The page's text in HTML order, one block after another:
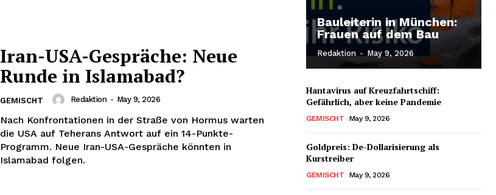
Iran-USA-Gespräche: Neue
Runde in Islamabad?
GEMISCHT Redaktion - May 9, 2026
Nach Konfrontationen in der Straße von Hormus warten
die USA auf Teherans Antwort auf ein 14-Punkte-
Programm. Neue Iran-USA-Gespräche könnten in
Islamabad folgen.
Bauleiterin in München:
Frauen auf dem Bau
Redaktion - May 9, 2026
Hantavirus auf Kreuzfahrtschiff:
Gefährlich, aber keine Pandemie
GEMISCHT May 9, 2026
Goldpreis: De-Dollarisierung als
Kurstreiber
GEMISCHT May 9, 2026